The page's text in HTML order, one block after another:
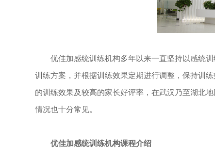
优佳加感统训练机构多年以来一直坚持以感统训
训练方案，并根据训练效果定期进行调整，保持训
的训练效果及较高的家长好评率，在武汉乃至湖北
情况也十分常见。
优佳加感统训练机构课程介绍